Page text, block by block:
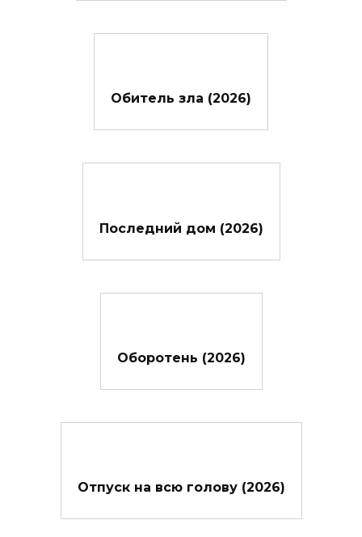
Обитель зла (2026)
Последний дом (2026)
Оборотень (2026)
Отпуск на всю голову (2026)